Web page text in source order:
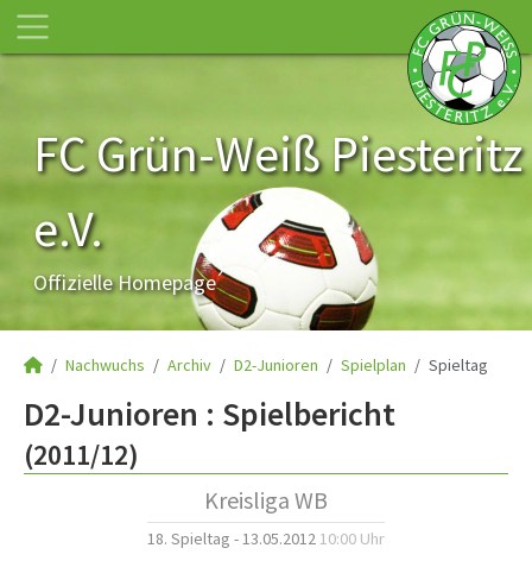
FC Grün-Weiß Piesteritz
e.V.
Offizielle Homepage
Nachwuchs Archiv D2-Junioren Spielplan Spieltag
D2-Junioren : Spielbericht
(2011/12)
Kreisliga WB
18. Spieltag - 13.05.2012 10:00 Uhr